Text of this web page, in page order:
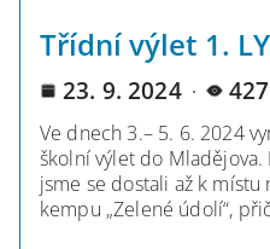
Třídní výlet 1. LY
23. 9. 2024 427
Ve dnech 3.– 5. 6. 2024
školní výlet do
jsme se dostali až k místu
kempu „Zelené údolí“,